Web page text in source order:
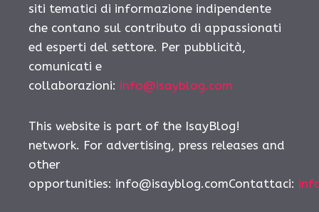
siti tematici di informazione indipendente
che contano sul contributo di appassionati
ed esperti del settore. Per pubblicità,
comunicati e
collaborazioni: info@isayblog.com
This website is part of the IsayBlog!
network. For advertising, press releases and
other
opportunities: info@isayblog.comContattaci: